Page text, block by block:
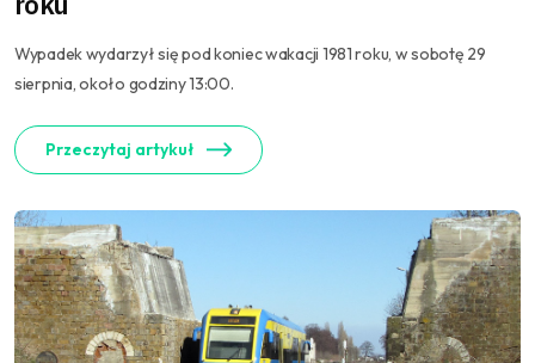
Wypadek wydarzył się pod koniec wakacji 1981 roku, w sobotę 29
sierpnia, około godziny 13:00.
Przeczytaj artykuł